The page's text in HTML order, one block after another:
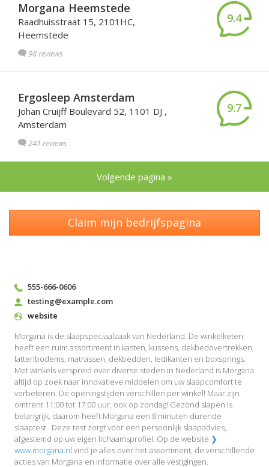
Morgana Heemstede
Raadhuisstraat 15, 2101HC,
Heemstede
98 reviews
9.4
Ergosleep Amsterdam
Johan Cruijff Boulevard 52, 1101 DJ ,
Amsterdam
241 reviews
9.7
Volgende pagina »
Claim mijn bedrijfspagina
555-666-0606
testing@example.com
website
Morgana is de slaapspeciaalzaak van Nederland. De winkelketen
heeft een ruim assortiment in kasten, kussens, dekbedovertrekken,
lattenbodems, matrassen, dekbedden, ledikanten en boxsprings.
Met winkels verspreid over diverse steden in Nederland is Morgana
altijd op zoek naar innovatieve middelen om uw slaapcomfort te
verbeteren. De openingstijden verschillen per winkel! Maar zijn
omtrent 11:00 tot 17:00 uur, ook op zondag! Gezond slapen is
belangrijk, daarom heeft Morgana een 8 minuten durende
slaaptest . Deze test zorgt voor een persoonlijk slaapadvies,
afgestemd op uw eigen lichaamsprofiel. Op de website
www.morgana.nl vind je alles over het assortiment, de verschillende
acties van Morgana en informatie over alle vestigingen.